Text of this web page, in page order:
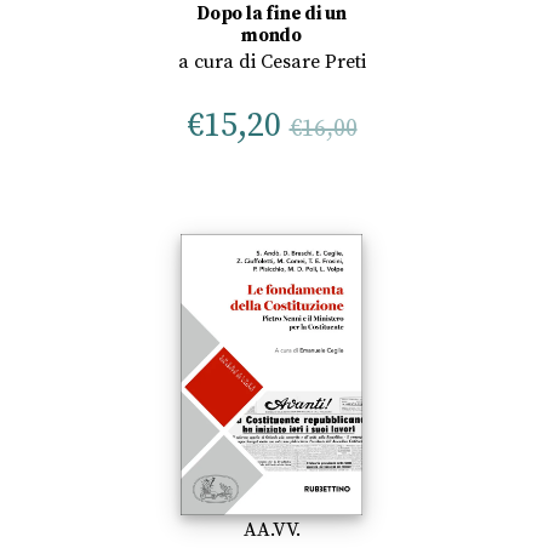
Dopo la fine di un
mondo
a cura di Cesare Preti
€15,20 €16,00
AA.VV.